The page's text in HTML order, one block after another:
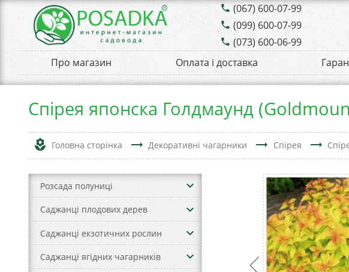
phone (067) 600-07-99
phone (099) 600-07-99
phone (073) 600-06-99
Про магазин Оплата і доставка
Спірея японска Голдмаунд
local_florist Головна сторінка trending_flat Декоративні чагарники trending_flat Спірея trending_flat
Розсада полуниці keyboard_arrow_down
Саджанці плодових дерев keyboard_arrow_down
Саджанці екзотичних рослин keyboard_arrow_down
Саджанці ягідних чагарників keyboard_arrow_down